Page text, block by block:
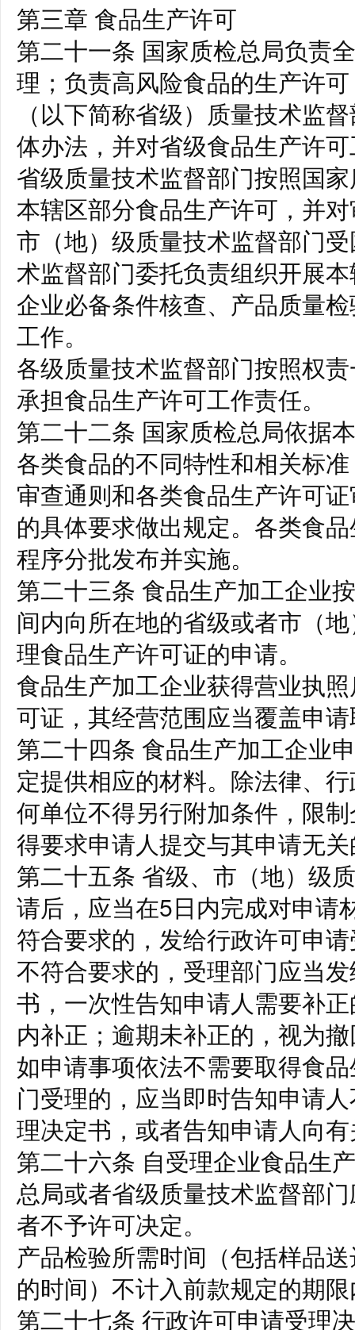
第三章 食品生产许可
第二十一条 国家质检总局负责
理；负责高风险食品的生产许
（以下简称省级）质量技术监
体办法，并对省级食品生产许
省级质量技术监督部门按照国
本辖区部分食品生产许可，并
市（地）级质量技术监督部门
术监督部门委托负责组织开展
企业必备条件核查、产品质量
工作。
各级质量技术监督部门按照权
承担食品生产许可工作责任。
第二十二条 国家质检总局依据
各类食品的不同特性和相关标
审查通则和各类食品生产许可
的具体要求做出规定。各类食
程序分批发布并实施。
第二十三条 食品生产加工企业
间内向所在地的省级或者市（
理食品生产许可证的申请。
食品生产加工企业获得营业执
可证，其经营范围应当覆盖申
第二十四条 食品生产加工企业
定提供相应的材料。除法律、
何单位不得另行附加条件，限
得要求申请人提交与其申请无
第二十五条 省级、市（地）级
请后，应当在5日内完成对申请
符合要求的，发给行政许可申
不符合要求的，受理部门应当
书，一次性告知申请人需要补
内补正；逾期未补正的，视为
如申请事项依法不需要取得食
门受理的，应当即时告知申请
理决定书，或者告知申请人向
第二十六条 自受理企业食品生
总局或者省级质量技术监督部
者不予许可决定。
产品检验所需时间（包括样品
的时间）不计入前款规定的期
第二十七条 行政许可申请受理